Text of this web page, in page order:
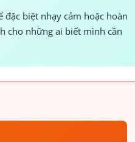
biệt nhạy cảm hoặc hoàn
cho những ai biết mình cần